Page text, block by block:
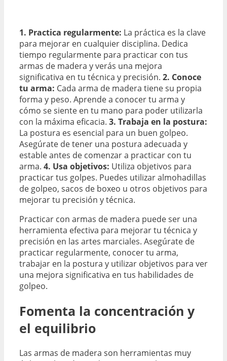
1. Practica regularmente: La práctica es la clave
para mejorar en cualquier disciplina. Dedica
tiempo regularmente para practicar con tus
armas de madera y verás una mejora
significativa en tu técnica y precisión. 2. Conoce
tu arma: Cada arma de madera tiene su propia
forma y peso. Aprende a conocer tu arma y
cómo se siente en tu mano para poder utilizarla
con la máxima eficacia. 3. Trabaja en la postura:
La postura es esencial para un buen golpeo.
Asegúrate de tener una postura adecuada y
estable antes de comenzar a practicar con tu
arma. 4. Usa objetivos: Utiliza objetivos para
practicar tus golpes. Puedes utilizar almohadillas
de golpeo, sacos de boxeo u otros objetivos para
mejorar tu precisión y técnica.
Practicar con armas de madera puede ser una
herramienta efectiva para mejorar tu técnica y
precisión en las artes marciales. Asegúrate de
practicar regularmente, conocer tu arma,
trabajar en la postura y utilizar objetivos para ver
una mejora significativa en tus habilidades de
golpeo.
Fomenta la concentración y
el equilibrio
Las armas de madera son herramientas muy